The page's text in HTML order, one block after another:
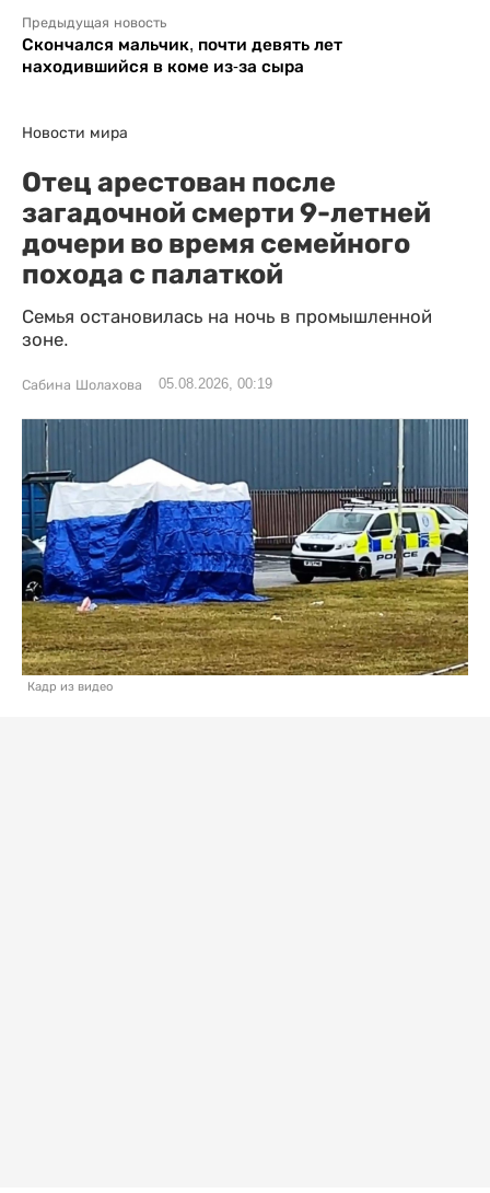
Предыдущая новость
Скончался мальчик, почти девять лет
находившийся в коме из-за сыра
Новости мира
Отец арестован после
загадочной смерти 9-летней
дочери во время семейного
похода с палаткой
Семья остановилась на ночь в промышленной
зоне.
Сабина Шолахова 05.08.2026, 00:19
Кадр из видео